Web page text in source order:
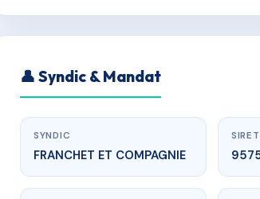
👤 Syndic & Mandat
SYNDIC
FRANCHET ET COMPAGNIE